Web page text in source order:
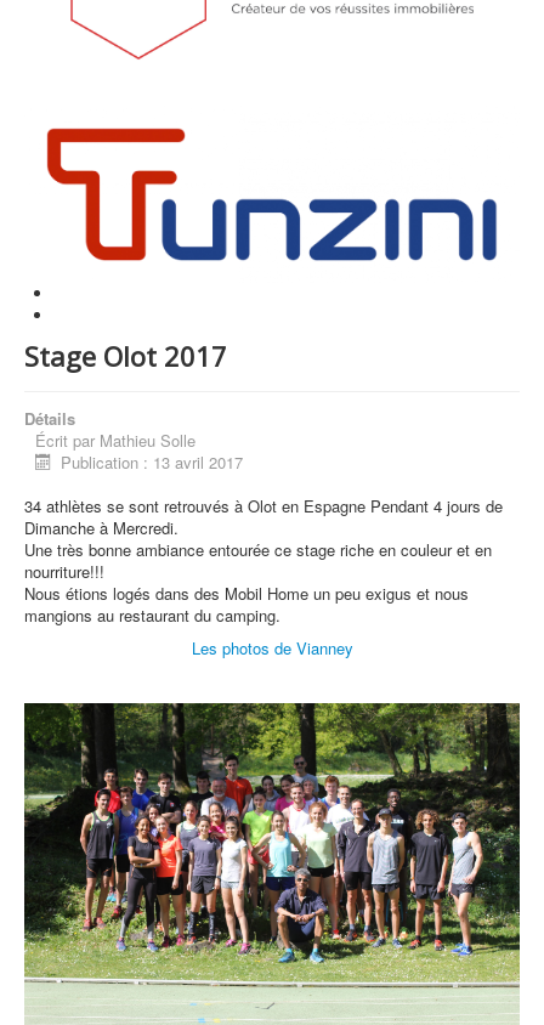
Stage Olot 2017
Détails
Écrit par Mathieu Solle
Publication : 13 avril 2017
34 athlètes se sont retrouvés à Olot en Espagne Pendant 4 jours de
Dimanche à Mercredi.
Une très bonne ambiance entourée ce stage riche en couleur et en
nourriture!!!
Nous étions logés dans des Mobil Home un peu exigus et nous
mangions au restaurant du camping.
Les photos de Vianney